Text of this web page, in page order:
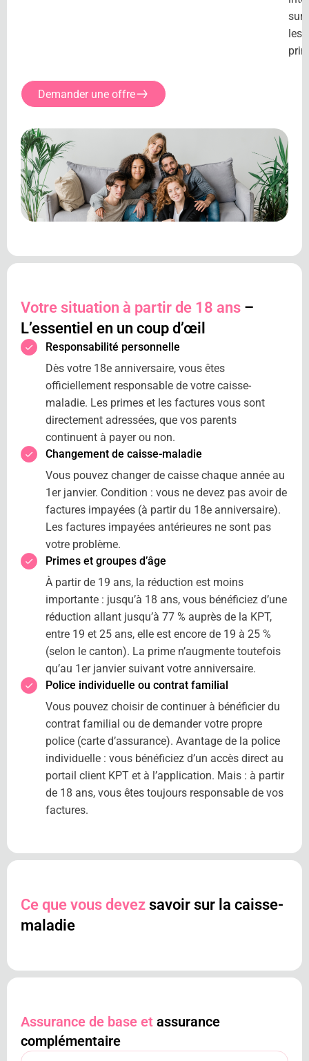
sur
les
Demander une offre
Votre situation à partir de 18 ans –
L’essentiel en un coup d’œil
Responsabilité personnelle
Dès votre 18e anniversaire, vous êtes
officiellement responsable de votre caisse-
maladie. Les primes et les factures vous sont
directement adressées, que vos parents
continuent à payer ou non.
Changement de caisse-maladie
Vous pouvez changer de caisse chaque année au
1er janvier. Condition : vous ne devez pas avoir de
factures impayées (à partir du 18e anniversaire).
Les factures impayées antérieures ne sont pas
votre problème.
Primes et groupes d’âge
À partir de 19 ans, la réduction est moins
importante : jusqu’à 18 ans, vous bénéficiez d’une
réduction allant jusqu’à 77 % auprès de la KPT,
entre 19 et 25 ans, elle est encore de 19 à 25 %
(selon le canton). La prime n’augmente toutefois
qu’au 1er janvier suivant votre anniversaire.
Police individuelle ou contrat familial
Vous pouvez choisir de continuer à bénéficier du
contrat familial ou de demander votre propre
police (carte d’assurance). Avantage de la police
individuelle : vous bénéficiez d’un accès direct au
portail client KPT et à l’application. Mais : à partir
de 18 ans, vous êtes toujours responsable de vos
factures.
Ce que vous devez savoir sur la caisse-
maladie
Assurance de base et assurance
complémentaire